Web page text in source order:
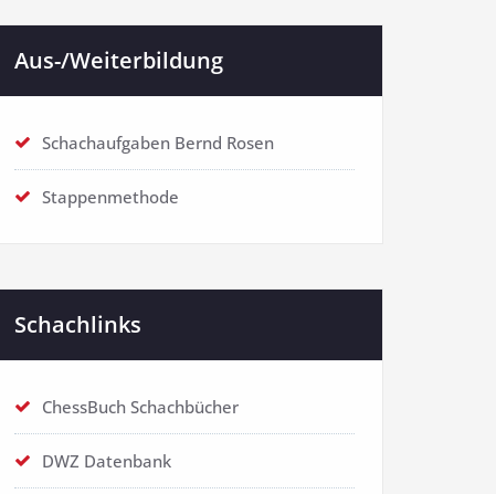
Aus-/Weiterbildung
Schachaufgaben Bernd Rosen
Stappenmethode
Schachlinks
ChessBuch Schachbücher
DWZ Datenbank